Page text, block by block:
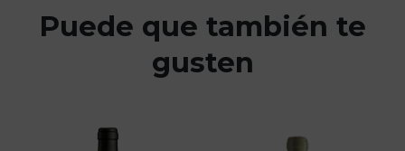
Puede que también te
gusten